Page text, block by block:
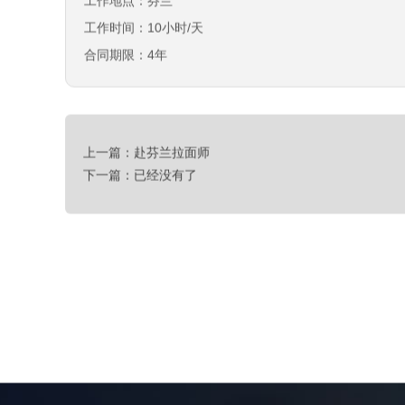
工作时间：10小时/天
合同期限：4年
上一篇：赴芬兰拉面师
下一篇：已经没有了